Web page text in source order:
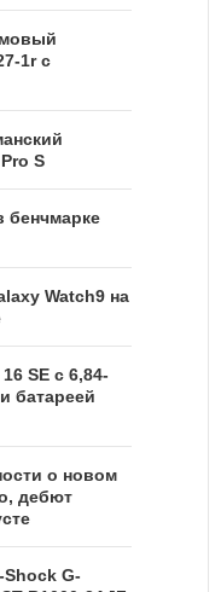
1r с
S
бенчмарке
Watch9 на
SE с 6,84-
батареей
о новом
дебют
G-